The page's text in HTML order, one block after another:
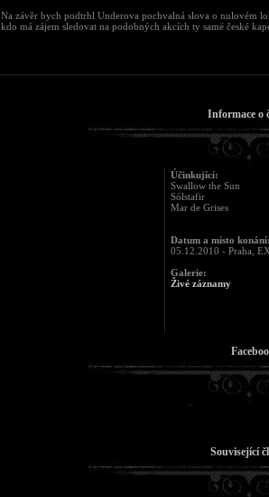
Na závěr bych podtrhl Underova pochvalná slova o nulovém
kdo má zájem sledovat na podobných akcích ty samé české
Informace
Účinkující:
Swallow the Sun
Sólstafir
Mar de Grises
Datum a místo konání:
05.12.2010 - Praha,
Galerie:
Živé záznamy